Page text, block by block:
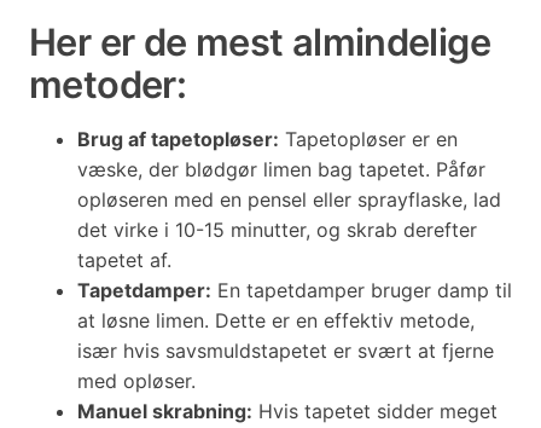
Her er de mest almindelige
metoder:
Brug af tapetopløser: Tapetopløser er en
væske, der blødgør limen bag tapetet. Påfør
opløseren med en pensel eller sprayflaske, lad
det virke i 10-15 minutter, og skrab derefter
tapetet af.
Tapetdamper: En tapetdamper bruger damp til
at løsne limen. Dette er en effektiv metode,
især hvis savsmuldstapetet er svært at fjerne
med opløser.
Manuel skrabning: Hvis tapetet sidder meget